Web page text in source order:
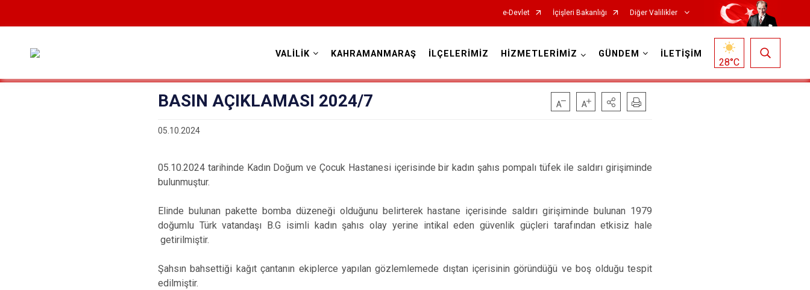
e-Devlet İçişleri Bakanlığı Diğer Valilikler
VALİLİK KAHRAMANMARAŞ İLÇELERİMİZ HİZMETLERİMİZ GÜNDEM İLETİŞİM
28°C
BASIN AÇIKLAMASI 2024/7
05.10.2024
05.10.2024 tarihinde Kadın Doğum ve Çocuk Hastanesi içerisinde bir kadın şahıs pompalı tüfek ile saldırı girişiminde
bulunmuştur.
Elinde bulunan pakette bomba düzeneği olduğunu belirterek hastane içerisinde saldırı girişiminde bulunan 1979
doğumlu Türk vatandaşı B.G isimli kadın şahıs olay yerine intikal eden güvenlik güçleri tarafından etkisiz hale
getirilmiştir.
Şahsın bahsettiği kağıt çantanın ekiplerce yapılan gözlemlemede dıştan içerisinin göründüğü ve boş olduğu tespit
edilmiştir.